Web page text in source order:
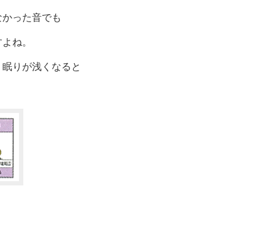
った音でも
ね。
りが浅くなると